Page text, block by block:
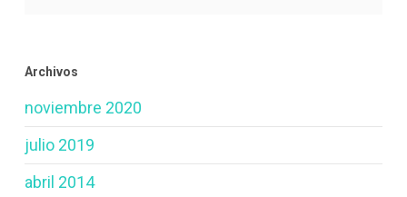
Archivos
noviembre 2020
julio 2019
abril 2014